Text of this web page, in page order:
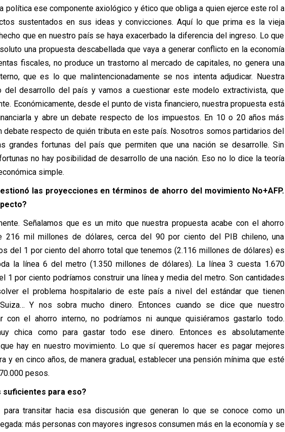
política ese componente axiológico y ético que obliga a quien ejerce este rol a
sustentados en sus ideas y convicciones. Aquí lo que prima es la vieja
que en nuestro país se haya exacerbado la diferencia del ingreso. Lo que
una propuesta descabellada que vaya a generar conflicto en la economía
fiscales, no produce un trastorno al mercado de capitales, no genera una
que es lo que malintencionadamente se nos intenta adjudicar. Nuestra
del desarrollo del país y vamos a cuestionar este modelo extractivista, que
Económicamente, desde el punto de vista financiero, nuestra propuesta está
y abre un debate respecto de los impuestos. En 10 o 20 años más
debate respecto de quién tributa en este país. Nosotros somos partidarios del
grandes fortunas del país que permiten que una nación se desarrolle. Sin
no hay posibilidad de desarrollo de una nación. Eso no lo dice la teoría
simple.
las proyecciones en términos de ahorro del movimiento No+AFP.
Señalamos que es un mito que nuestra propuesta acabe con el ahorro
216 mil millones de dólares, cerca del 90 por ciento del PIB chileno, una
del 1 por ciento del ahorro total que tenemos (2.116 millones de dólares) es
la línea 6 del metro (1.350 millones de dólares). La línea 3 cuesta 1.670
1 por ciento podríamos construir una línea y media del metro. Son cantidades
el problema hospitalario de este país a nivel del estándar que tienen
Y nos sobra mucho dinero. Entonces cuando se dice que nuestro
con el ahorro interno, no podríamos ni aunque quisiéramos gastarlo todo.
chica como para gastar todo ese dinero. Entonces es absolutamente
hay en nuestro movimiento. Lo que sí queremos hacer es pagar mejores
y en cinco años, de manera gradual, establecer una pensión mínima que esté
pesos.
suficientes para eso?
para transitar hacia esa discusión que generan lo que se conoce como un
más personas con mayores ingresos consumen más en la economía y se